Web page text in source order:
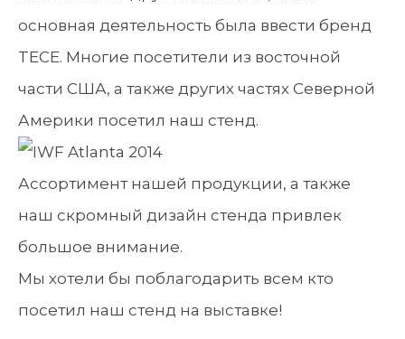
основная деятельность была ввести бренд
TECE. Многие посетители из восточной
части США, а также других частях Северной
Америки посетил наш стенд.
Ассортимент нашей продукции, а также
наш скромный дизайн стенда привлек
большое внимание.
Мы хотели бы поблагодарить всем кто
посетил наш стенд на выставке!